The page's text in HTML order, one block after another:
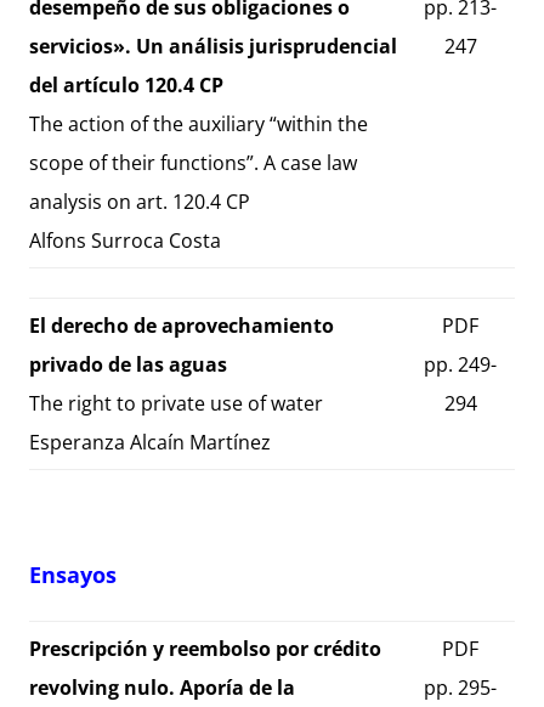
desempeño de sus obligaciones o
servicios». Un análisis jurisprudencial
del artículo 120.4 CP
The action of the auxiliary “within the
scope of their functions”. A case law
analysis on art. 120.4 CP
Alfons Surroca Costa
pp. 213-
247
El derecho de aprovechamiento
privado de las aguas
The right to private use of water
Esperanza Alcaín Martínez
PDF
pp. 249-
294
Ensayos
Prescripción y reembolso por crédito
revolving nulo. Aporía de la
PDF
pp. 295-